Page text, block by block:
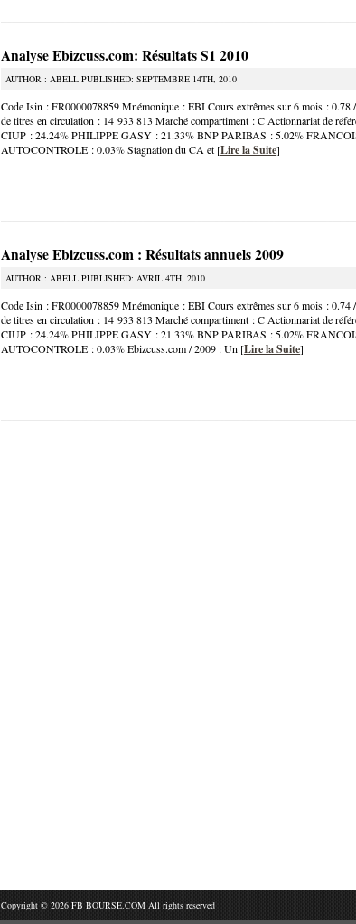
Analyse Ebizcuss.com: Résultats S1 2010
AUTHOR : ABELL PUBLISHED: SEPTEMBRE 14TH, 2010
Code Isin : FR0000078859 Mnémonique : EBI Cours extrêmes sur 6 mois : 0.78
de titres en circulation : 14 933 813 Marché compartiment : C Actionnariat de
CIUP : 24.24% PHILIPPE GASY : 21.33% BNP PARIBAS : 5.02%
AUTOCONTROLE : 0.03% Stagnation du CA et [Lire la Suite]
Analyse Ebizcuss.com : Résultats annuels 2009
AUTHOR : ABELL PUBLISHED: AVRIL 4TH, 2010
Code Isin : FR0000078859 Mnémonique : EBI Cours extrêmes sur 6 mois : 0.74
de titres en circulation : 14 933 813 Marché compartiment : C Actionnariat de
CIUP : 24.24% PHILIPPE GASY : 21.33% BNP PARIBAS : 5.02%
AUTOCONTROLE : 0.03% Ebizcuss.com / 2009 : Un [Lire la Suite]
Copyright © 2026 FB BOURSE.COM All rights reserved